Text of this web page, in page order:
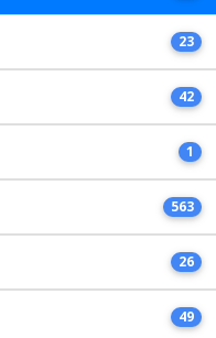
23
42
1
563
26
49